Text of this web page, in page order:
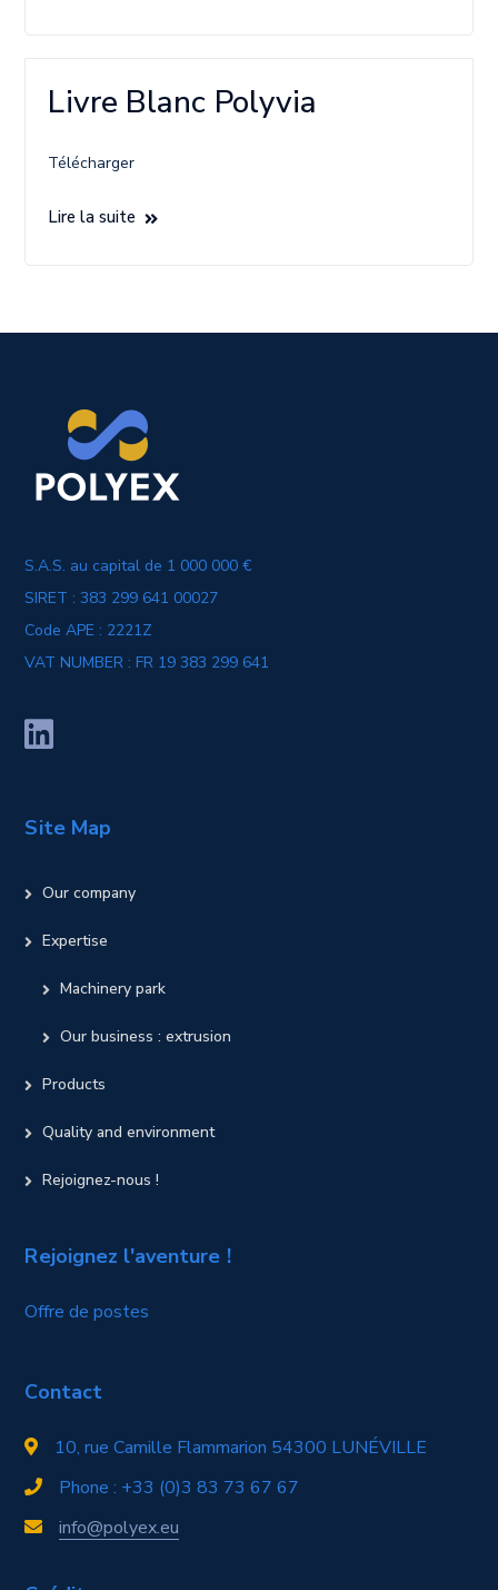
Livre Blanc Polyvia
Télécharger
Lire la suite
S.A.S. au capital de 1 000 000 €
SIRET : 383 299 641 00027
Code APE : 2221Z
VAT NUMBER : FR 19 383 299 641
Site Map
Our company
Expertise
Machinery park
Our business : extrusion
Products
Quality and environment
Rejoignez-nous !
Rejoignez l'aventure !
Offre de postes
Contact
10, rue Camille Flammarion 54300 LUNÉVILLE
Phone : +33 (0)3 83 73 67 67
info@polyex.eu